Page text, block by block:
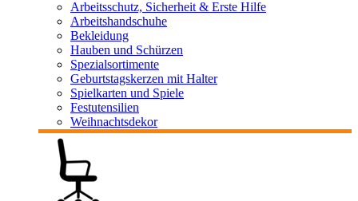
Arbeitsschutz, Sicherheit & Erste Hilfe
Arbeitshandschuhe
Bekleidung
Hauben und Schürzen
Spezialsortimente
Geburtstagskerzen mit Halter
Spielkarten und Spiele
Festutensilien
Weihnachtsdekor